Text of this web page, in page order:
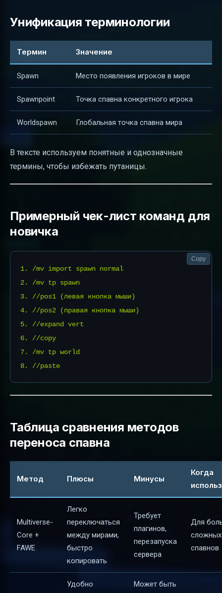
Унификация терминологии
Термин Значение
Spawn Место появления игроков в мире
Spawnpoint Точка спавна конкретного игрока
Worldspawn Глобальная точка спавна мира
В тексте используем понятные и однозначные
термины, чтобы избежать путаницы.
Примерный чек-лист команд для
новичка
1. /mv import spawn normal
2. /mv tp spawn
3. //pos1 (левая кнопка мыши)
4. //pos2 (правая кнопка мыши)
5. //expand vert
6. //copy
7. /mv tp world
Copy
Таблица сравнения методов
переноса спавна
Метод Плюсы Минусы
Когда
Multiverse-
Core +
FAWE
Легко
переключаться
между мирами,
быстро
копировать
Требует
плагинов,
перезапуска
сервера
Для
сложных
спавнов
Удобно
Может быть